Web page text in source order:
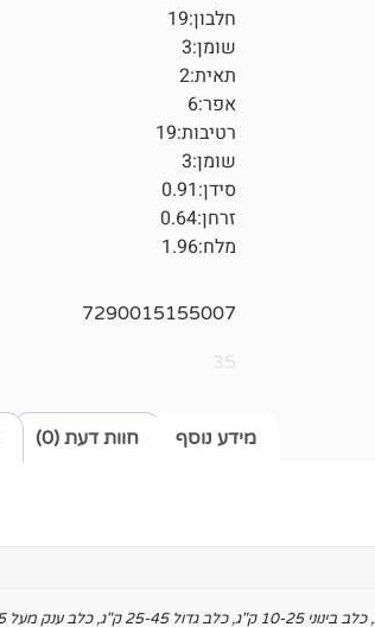
חלבון:19
שומן:3
תאית:2
אפר:6
רטיבות:19
שומן:3
סידן:0.91
זרחן:0.64
מלח:1.96
7290015155007
35
מידע נוסף חוות דעת (0)
,כלב בינוני 10-25 ק"ג ,כלב גדול 25-45 ק"ג ,כלב ענק מעל 45 ק"ג